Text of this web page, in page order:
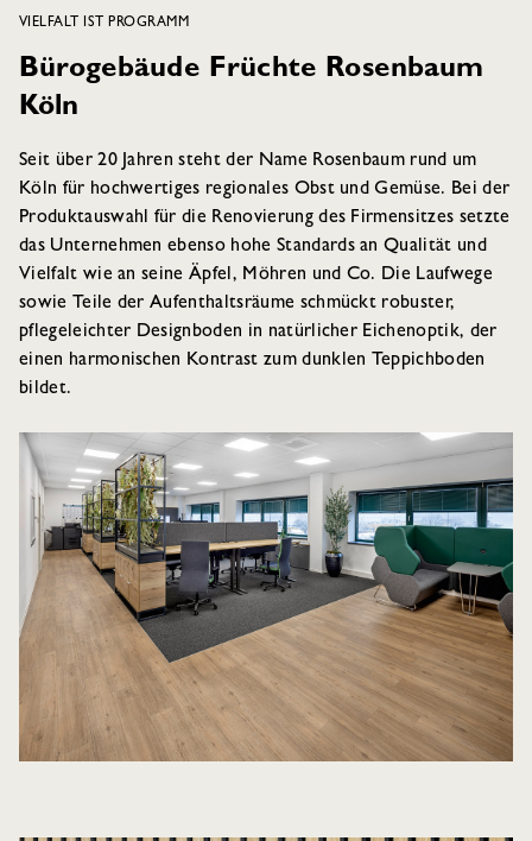
VIELFALT IST PROGRAMM
Bürogebäude Früchte Rosenbaum
Köln
Seit über 20 Jahren steht der Name Rosenbaum rund um
Köln für hochwertiges regionales Obst und Gemüse. Bei der
Produktauswahl für die Renovierung des Firmensitzes setzte
das Unternehmen ebenso hohe Standards an Qualität und
Vielfalt wie an seine Äpfel, Möhren und Co. Die Laufwege
sowie Teile der Aufenthaltsräume schmückt robuster,
pflegeleichter Designboden in natürlicher Eichenoptik, der
einen harmonischen Kontrast zum dunklen Teppichboden
bildet.